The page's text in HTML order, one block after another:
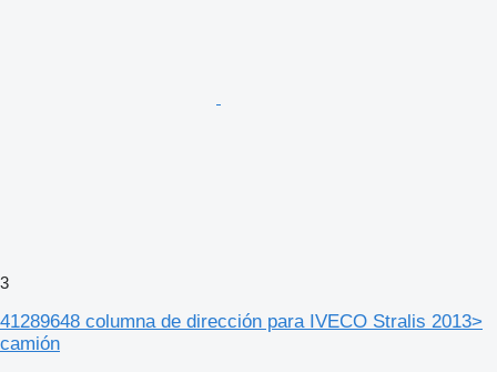
3
41289648 columna de dirección para IVECO Stralis 2013>
camión